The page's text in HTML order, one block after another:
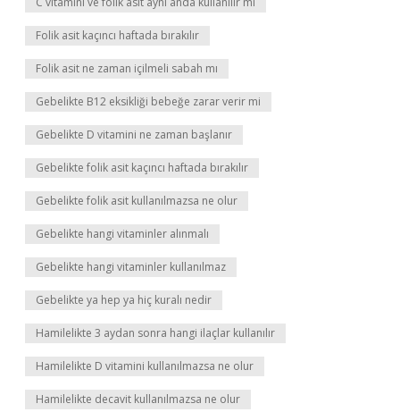
Folik asit kaçıncı haftada bırakılır
Folik asit ne zaman içilmeli sabah mı
Gebelikte B12 eksikliği bebeğe zarar verir mi
Gebelikte D vitamini ne zaman başlanır
Gebelikte folik asit kaçıncı haftada bırakılır
Gebelikte folik asit kullanılmazsa ne olur
Gebelikte hangi vitaminler alınmalı
Gebelikte hangi vitaminler kullanılmaz
Gebelikte ya hep ya hiç kuralı nedir
Hamilelikte 3 aydan sonra hangi ilaçlar kullanılır
Hamilelikte D vitamini kullanılmazsa ne olur
Hamilelikte decavit kullanılmazsa ne olur